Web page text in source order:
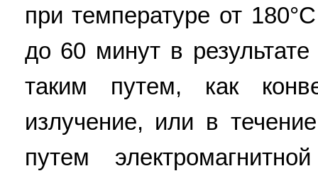
при температуре от
до 60 минут в
таким путем, как
излучение, или в
путем